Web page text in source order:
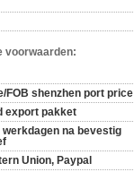
voorwaarden:
FOB shenzhen port price
export pakket
werkdagen na bevestig
Union, Paypal